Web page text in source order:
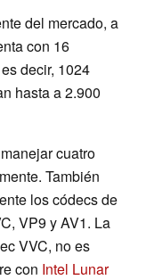
del mercado, a
con 16
decir, 1024
hasta a 2.900
cuatro
También
los códecs de
VP9 y AV1. La
VVC, no es
con Intel Lunar